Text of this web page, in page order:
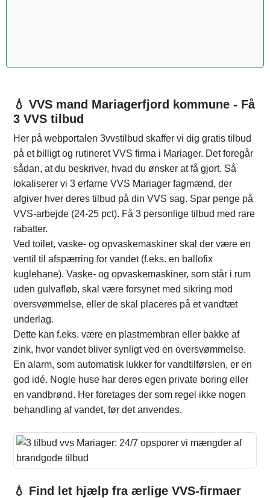
💧 VVS mand Mariagerfjord kommune - Få
3 VVS tilbud
Her på webportalen 3vvstilbud skaffer vi dig gratis tilbud
på et billigt og rutineret VVS firma i Mariager. Det foregår
sådan, at du beskriver, hvad du ønsker at få gjort. Så
lokaliserer vi 3 erfarne VVS Mariager fagmænd, der
afgiver hver deres tilbud på din VVS sag. Spar penge på
VVS-arbejde (24-25 pct). Få 3 personlige tilbud med rare
rabatter.
Ved toilet, vaske- og opvaskemaskiner skal der være en
ventil til afspærring for vandet (f.eks. en ballofix
kuglehane). Vaske- og opvaskemaskiner, som står i rum
uden gulvafløb, skal være forsynet med sikring mod
oversvømmelse, eller de skal placeres på et vandtæt
underlag.
Dette kan f.eks. være en plastmembran eller bakke af
zink, hvor vandet bliver synligt ved en oversvømmelse.
En alarm, som automatisk lukker for vandtilførslen, er en
god idé. Nogle huse har deres egen private boring eller
en vandbrønd. Her foretages der som regel ikke nogen
behandling af vandet, før det anvendes.
💧 Find let hjælp fra ærlige VVS-firmaer